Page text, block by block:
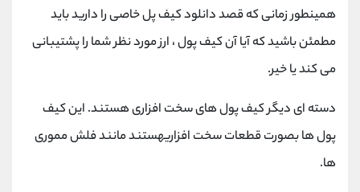
همینطور زمانی که قصد دانلود کیف پل خاصی را دارید باید
مطمئن باشید که آیا آن کیف پول ، ارز مورد نظر شما را پشتیبانی
می کند یا خیر.
دسته ای دیگر کیف پول های سخت افزاری هستند. این کیف
پول ها بصورت قطعات سخت افزاریهستند مانند فلش مموری
ها.